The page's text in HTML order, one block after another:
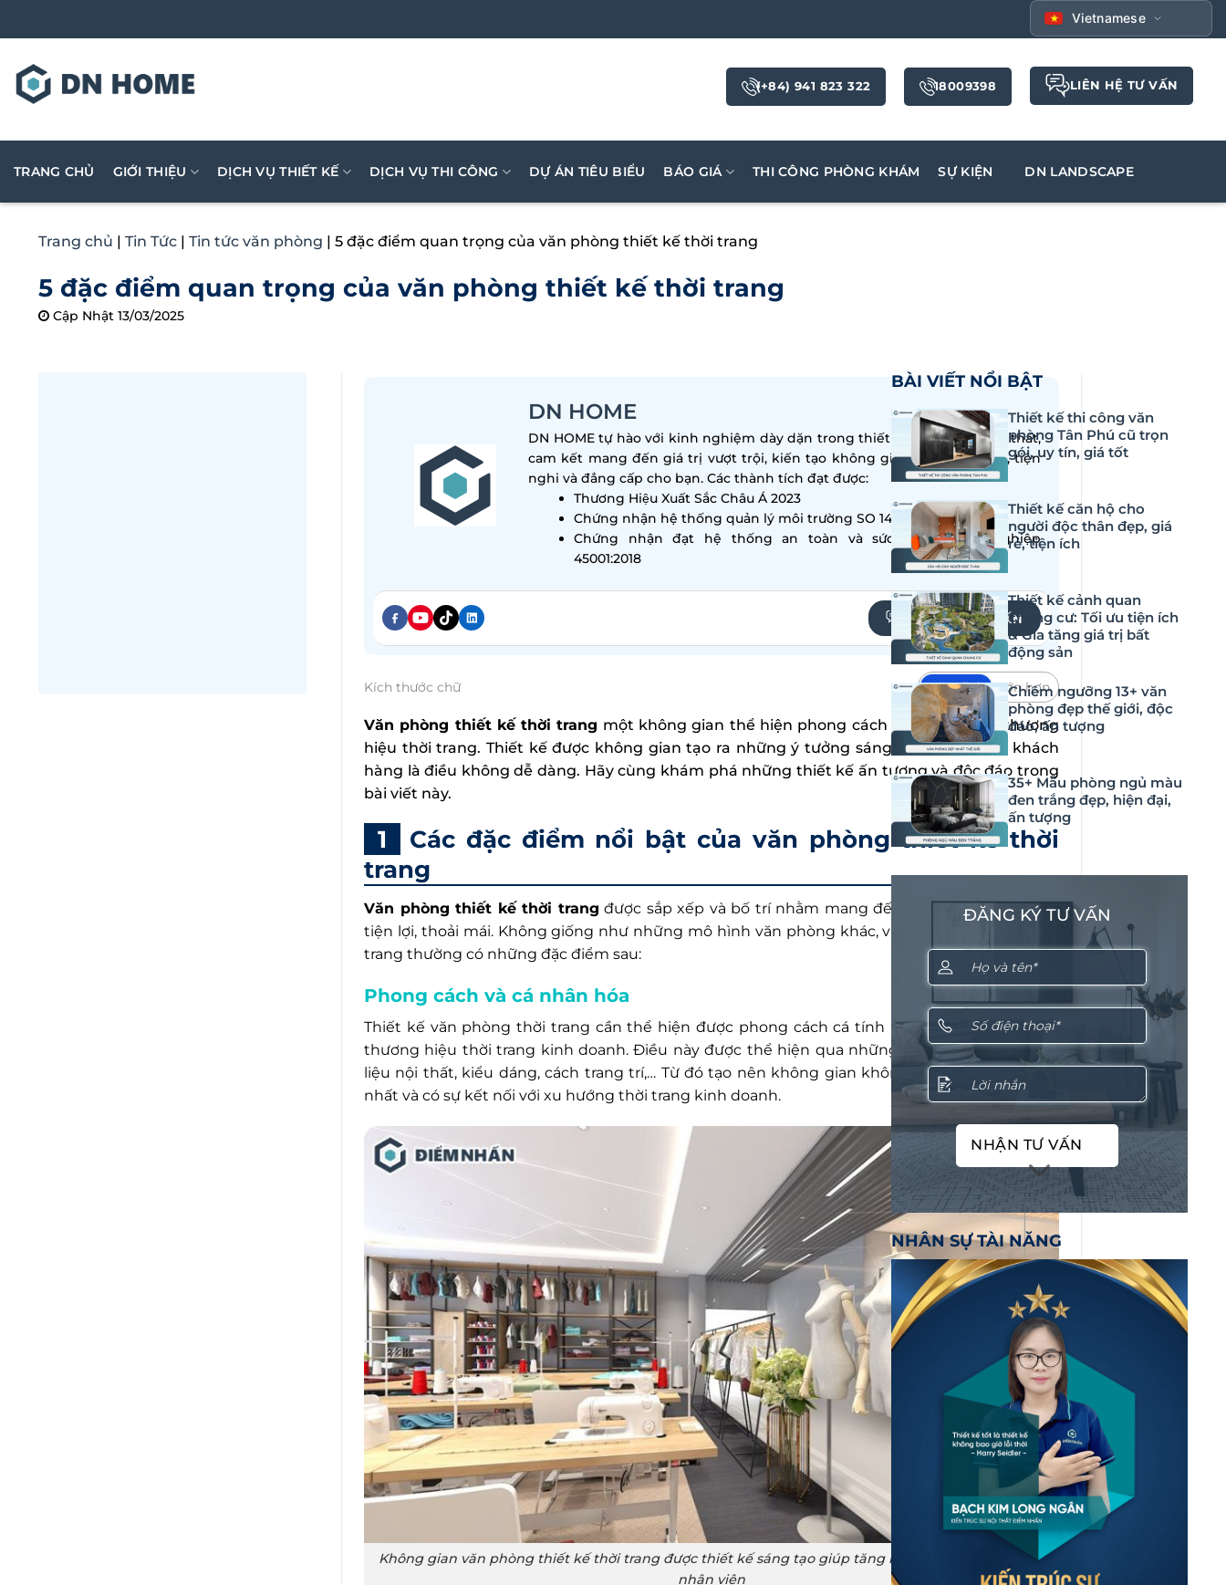
qua
dung
Vietnamese
(+84) 941 823 322 18009398 LIÊN HỆ TƯ VẤN
TRANG CHỦ GIỚI THIỆU DỊCH VỤ THIẾT KẾ DỊCH VỤ THI CÔNG DỰ ÁN TIÊU BIỂU BÁO GIÁ THI CÔNG PHÒNG KHÁM SỰ KIỆN DN LANDSCAPE
Trang chủ | Tin Tức | Tin tức văn phòng | 5 đặc điểm quan trọng của văn phòng thiết kế thời trang
5 đặc điểm quan trọng của văn phòng thiết kế thời trang
Cập Nhật 13/03/2025
DN HOME
DN HOME tự hào với kinh nghiệm dày dặn trong thiết kế – thi công nội thất,
cam kết mang đến giá trị vượt trội, kiến tạo không gian sống hiện đại, tiện
nghi và đẳng cấp cho bạn. Các thành tích đạt được:
Thương Hiệu Xuất Sắc Châu Á 2023
Chứng nhận hệ thống quản lý môi trường SO 14001:2015
Chứng nhận đạt hệ thống an toàn và sức khỏe nghề nghiệp
45001:2018
YÊU CẦU TƯ VẤN
Kích thước chữ Mặc định Lớn hơn
Văn phòng thiết kế thời trang một không gian thể hiện phong cách và cá tính của thương
hiệu thời trang. Thiết kế được không gian tạo ra những ý tưởng sáng tạo và thu hút khách
hàng là điều không dễ dàng. Hãy cùng khám phá những thiết kế ấn tượng và độc đáo trong
bài viết này.
Các đặc điểm nổi bật của văn phòng thiết kế thời
trang
Văn phòng thiết kế thời trang được sắp xếp và bố trí nhằm mang đến không gian làm việc
tiện lợi, thoải mái. Không giống như những mô hình văn phòng khác, văn phòng thiết kế thời
trang thường có những đặc điểm sau:
Phong cách và cá nhân hóa
Thiết kế văn phòng thời trang cần thể hiện được phong cách cá tính riêng biệt phù hợp với
thương hiệu thời trang kinh doanh. Điều này được thể hiện qua những yếu tố màu sắc, chất
liệu nội thất, kiểu dáng, cách trang trí,… Từ đó tạo nên không gian không gian hài hòa, thống
nhất và có sự kết nối với xu hướng thời trang kinh doanh.
Không gian văn phòng thiết kế thời trang được thiết kế sáng tạo giúp tăng năng suất làm việc cho
nhân viên
BÀI VIẾT NỔI BẬT
Thiết kế thi công văn
phòng Tân Phú cũ trọn
gói, uy tín, giá tốt
Thiết kế căn hộ cho
người độc thân đẹp, giá
rẻ, tiện ích
Thiết kế cảnh quan
chung cư: Tối ưu tiện ích
& Gia tăng giá trị bất
động sản
Chiêm ngưỡng 13+ văn
phòng đẹp thế giới, độc
đáo, ấn tượng
35+ Mẫu phòng ngủ màu
đen trắng đẹp, hiện đại,
ấn tượng
ĐĂNG KÝ TƯ VẤN
NHẬN TƯ VẤN
NHÂN SỰ TÀI NĂNG